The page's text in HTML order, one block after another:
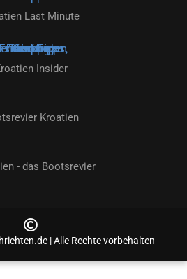
Last Minute
Insider
Kroatien
- das Bootsrevier
| Alle Rechte vorbehalten